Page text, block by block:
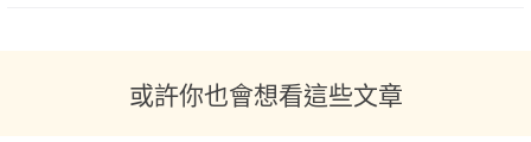
或許你也會想看這些文章